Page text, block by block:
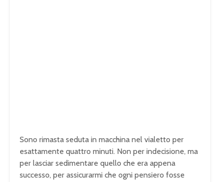
Sono rimasta seduta in macchina nel vialetto per
esattamente quattro minuti. Non per indecisione, ma
per lasciar sedimentare quello che era appena
successo, per assicurarmi che ogni pensiero fosse